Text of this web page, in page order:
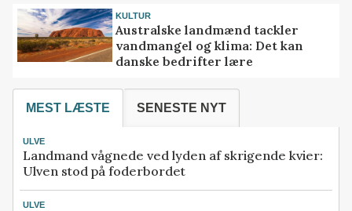
KULTUR
Australske landmænd tackler
vandmangel og klima: Det kan
danske bedrifter lære
MEST LÆSTE SENESTE NYT
ULVE
Landmand vågnede ved lyden af skrigende kvier:
Ulven stod på foderbordet
ULVE